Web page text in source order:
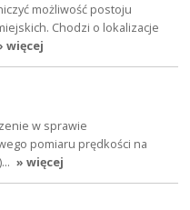
możliwość postoju
Chodzi o lokalizacje
więcej
w sprawie
pomiaru prędkości na
» więcej